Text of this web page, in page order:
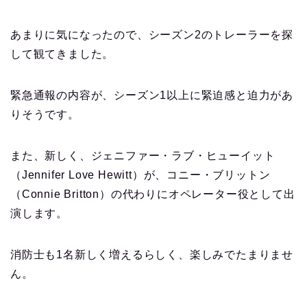
あまりに気になったので、シーズン2のトレーラーを探
して観てきました。
緊急通報の内容が、シーズン1以上に緊迫感と迫力があ
りそうです。
また、新しく、ジェニファー・ラブ・ヒューイット
（Jennifer Love Hewitt）が、コニー・ブリットン
（Connie Britton）の代わりにオペレーター役として出
演します。
消防士も1名新しく増えるらしく、楽しみでたまりませ
ん。